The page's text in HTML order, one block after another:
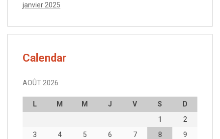
janvier 2025
Calendar
AOÛT 2026
L M M J V S
D
1
2
3
4 5 6 7 8
9